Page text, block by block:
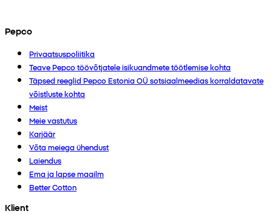
Pepco
Privaatsuspoliitika
Teave Pepco töövõtjatele isikuandmete töötlemise kohta
Täpsed reeglid Pepco Estonia OÜ sotsiaalmeedias korraldatavate
võistluste kohta
Meist
Meie vastutus
Karjäär
Võta meiega ühendust
Laiendus
Ema ja lapse maailm
Better Cotton
Klient